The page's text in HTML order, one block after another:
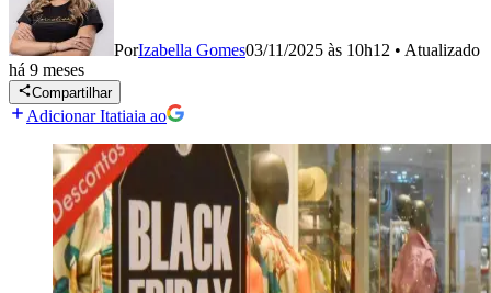
PorIzabella Gomes03/11/2025 às 10h12 • Atualizado
há 9 meses
Compartilhar
Adicionar Itatiaia ao